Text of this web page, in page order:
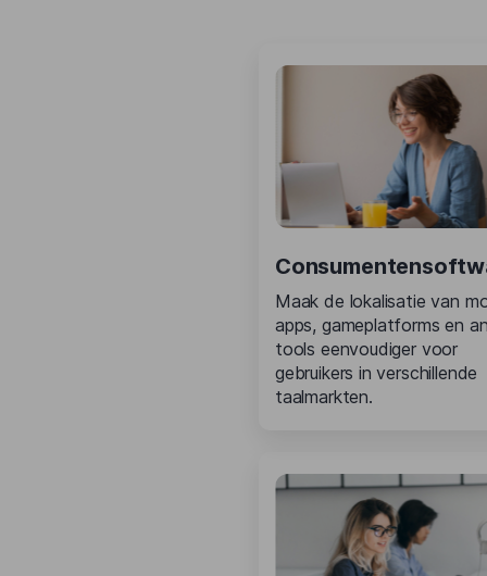
Maak de lokalisatie van
apps, gameplatforms en
tools eenvoudiger voor
gebruikers in verschillende
taalmarkten.